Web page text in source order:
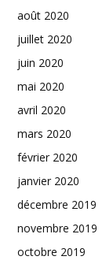
août 2020
juillet 2020
juin 2020
mai 2020
avril 2020
mars 2020
février 2020
janvier 2020
décembre 2019
novembre 2019
octobre 2019